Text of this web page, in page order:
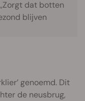
dat botten
blijven
genoemd. Dit
de neusbrug,